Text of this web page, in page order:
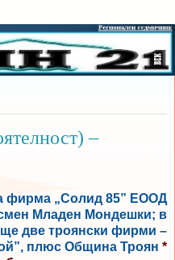
–
фирма „Солид 85” ЕООД
Младен Мондешки; в
две троянски фирми –
плюс Община Троян *